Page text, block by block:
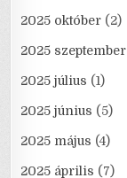
2025 október (2)
2025 szeptember
2025 július (1)
2025 június (5)
2025 május (4)
2025 április (7)